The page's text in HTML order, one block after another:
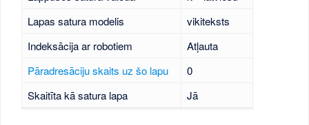
Lapas satura modelis
vikiteksts
Indeksācija ar robotiem
Atļauta
Pāradresāciju skaits uz šo lapu
0
Skaitīta kā satura lapa
Jā